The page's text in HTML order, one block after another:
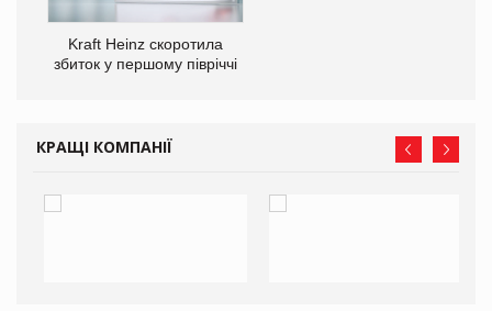
Kraft Heinz скоротила
збиток у першому півріччі
КРАЩІ КОМПАНІЇ